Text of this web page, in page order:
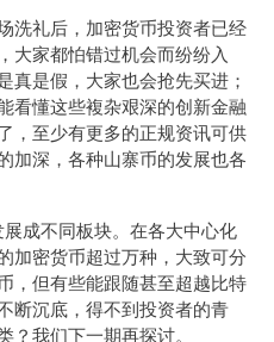
洗礼后，加密货币投资者已经
大家都怕错过机会而纷纷入
真是假，大家也会抢先买进；
看懂这些複杂艰深的创新金融
，至少有更多的正规资讯可供
加深，各种山寨币的发展也各
成不同板块。在各大中心化
加密货币超过万种，大致可分
，但有些能跟随甚至超越比特
断沉底，得不到投资者的青
我们下一期再探讨。